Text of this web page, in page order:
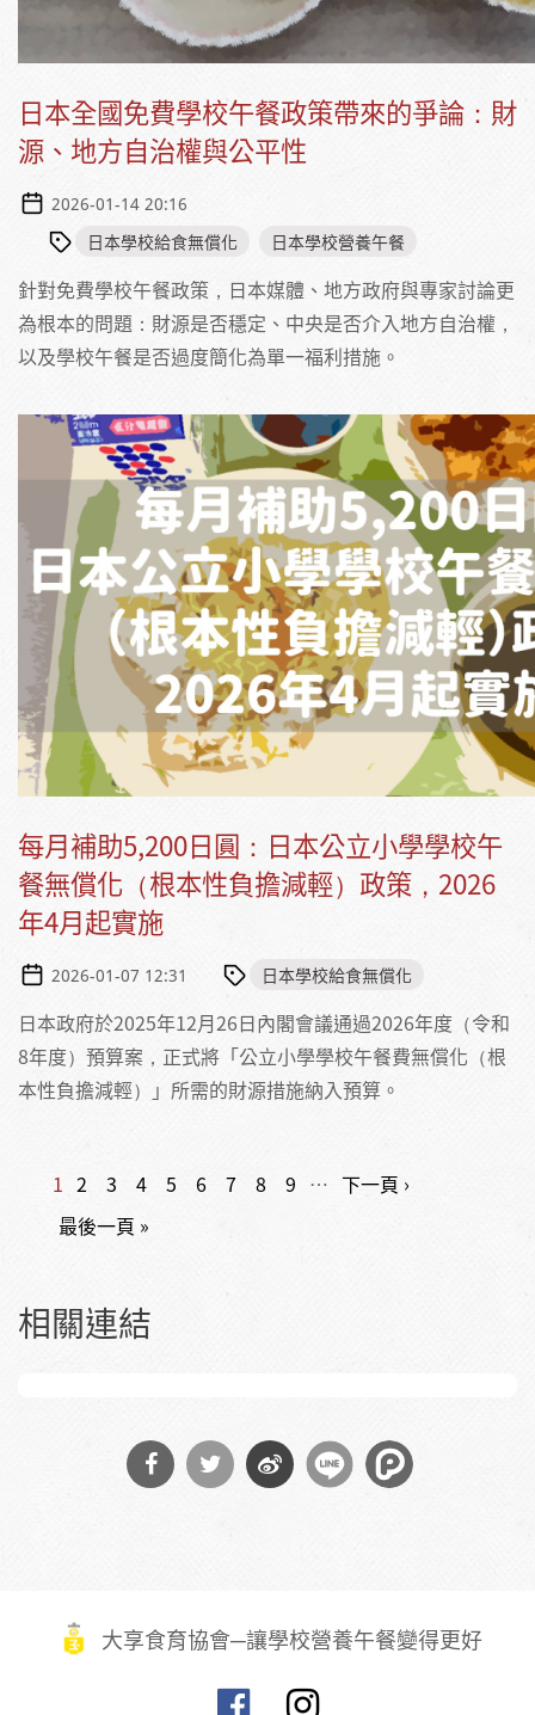
日本全國免費學校午餐政策帶來的爭論：財
源、地方自治權與公平性
2026-01-14 20:16
日本學校給食無償化 日本學校營養午餐
針對免費學校午餐政策，日本媒體、地方政府與專家討論更
為根本的問題：財源是否穩定、中央是否介入地方自治權，
以及學校午餐是否過度簡化為單一福利措施。
每月補助5,200日圓：日本公立小學學校午
餐無償化（根本性負擔減輕）政策，2026
年4月起實施
2026-01-07 12:31 日本學校給食無償化
日本政府於2025年12月26日內閣會議通過2026年度（令和
8年度）預算案，正式將「公立小學學校午餐費無償化（根
本性負擔減輕）」所需的財源措施納入預算。
頁面
1 2 3 4 5 6 7 8 9 … 下一頁 ›
最後一頁 »
相關連結
大享食育協會─讓學校營養午餐變得更好